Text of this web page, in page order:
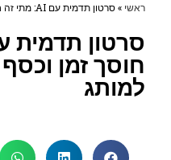
ראשי »סרטון תדמית עם AI: מתי זה חוסך זמן וכסף ומתי זה מסוכן למותג
חוסך זמן
למותג